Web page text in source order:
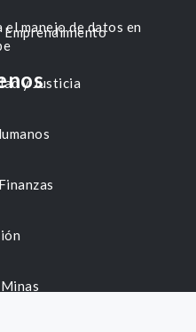
y Justicia
manejo de datos en